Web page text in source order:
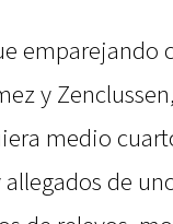
emparejando
y
medio
de